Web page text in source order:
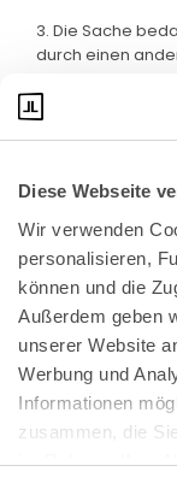
Diese Webseite
Wir verwenden
personalisieren,
können und die
Außerdem geben
unserer Website
Werbung und
Informationen
zusammen, die
im Rahmen Ihrer
3. Die Sache
durch einen
116 Abs. 1 Satz 2
53113 Bonn
Impressum|